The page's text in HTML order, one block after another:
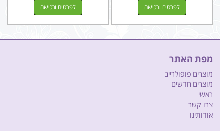
לפרטים ורכישה לפרטים ורכישה
מפת האתר
מוצרים פופולריים
מוצרים חדשים
ראשי
צרו קשר
אודותינו